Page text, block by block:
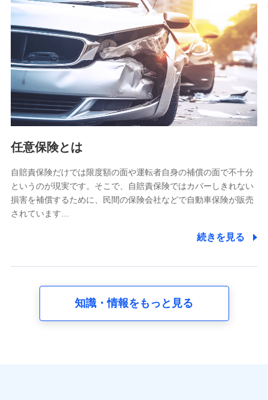
【共同して利用される利用データの項目】
当社又は株式会社NTTドコモがサービス提供等を通じて取得
した、以下の情報などの個人データ
基本情報
氏名、電話番号、メールアドレス、お客さまの識別子、
属性、連絡先、dポイントサービスのご利用に関する情
報。例として、dポイントカード番号、性別、年齢、家族
構成、住所、dポイント残高、dポイント利用履歴などが
含まれます。
当社又は株式会社NTTドコモが提供する各種サービスな
又は株式会社NTTドコモが提供する各種サービスのご契
約状態・ご利用履歴インターネット利用時の行動に関す
る情報、アプリケーション利用時の行動に関する情報、
購入されたサービスや商品の名称・購入場所・決済に関
する情報、アンケートの回答に関する情報などが含まれ
の内容、保険料、保険料のお支払方法、車のメーカーや
走行距離などの情報、建物の構造や築年数などの情報、
任意保険とは
自賠責保険だけでは限度額の面や運転者自身の補償の面で不十分
というのが現実です。そこで、自賠責保険ではカバーしきれない
損害を補償するために、民間の保険会社などで自動車保険が販売
されています…
続きを見る
知識・情報をもっと見る